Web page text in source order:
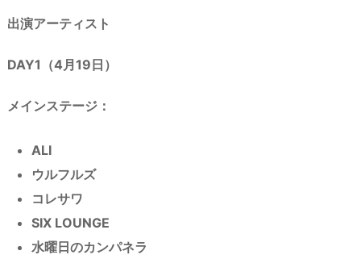
出演アーティスト
DAY1（4月19日）
メインステージ：
ALI
ウルフルズ
コレサワ
SIX LOUNGE
水曜日のカンパネラ